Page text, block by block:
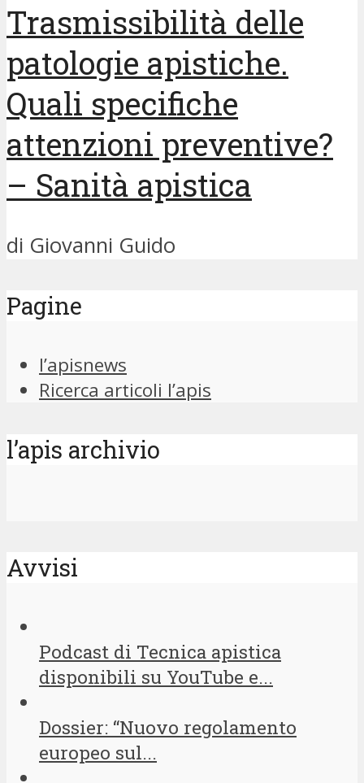
Trasmissibilità delle
patologie apistiche.
Quali specifiche
attenzioni preventive?
– Sanità apistica
di Giovanni Guido
Pagine
l’apisnews
Ricerca articoli l’apis
l’apis archivio
Avvisi
Podcast di Tecnica apistica
disponibili su YouTube e...
Dossier: “Nuovo regolamento
europeo sul...